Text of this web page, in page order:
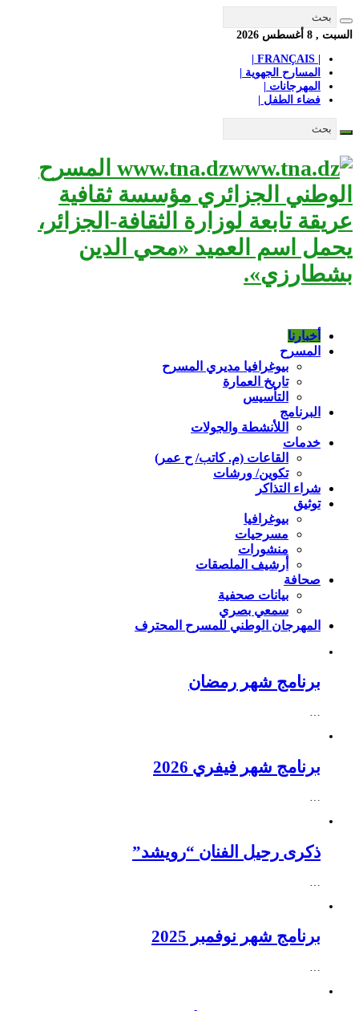
السبت , 8 أغسطس 2026
المسارح الجهوية |
المهرجانات |
فضاء الطفل |
www.tna.dz المسرح
الوطني الجزائري مؤسسة ثقافية
عريقة تابعة لوزارة الثقافة-الجزائر،
يحمل اسم العميد «محي الدين
بشطارزي».
أخبارنا
المسرح
بيوغرافيا مديري المسرح
تاريخ العمارة
التأسيس
البرنامج
اللأنشطة والجولات
خدمات
القاعات (م. كاتب/ ح عمر)
تكوين/ ورشات
شراء التذاكر
توثيق
بيوغرافيا
مسرحيات
منشورات
أرشيف الملصقات
صحافة
بيانات صحفية
سمعي بصري
المهرجان الوطني للمسرح المحترف
برنامج شهر رمضان
…
برنامج شهر فيفري 2026
…
ذكرى رحيل الفنان “رويشد”
…
برنامج شهر نوفمبر 2025